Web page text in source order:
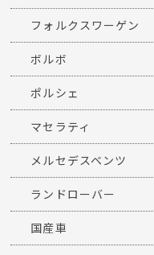
フォルクスワーゲン
ボルボ
ポルシェ
マセラティ
メルセデスベンツ
ランドローバー
国産車